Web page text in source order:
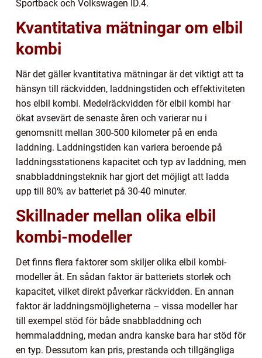
Sportback och Volkswagen ID.4.
Kvantitativa mätningar om elbil
kombi
När det gäller kvantitativa mätningar är det viktigt att ta
hänsyn till räckvidden, laddningstiden och effektiviteten
hos elbil kombi. Medelräckvidden för elbil kombi har
ökat avsevärt de senaste åren och varierar nu i
genomsnitt mellan 300-500 kilometer på en enda
laddning. Laddningstiden kan variera beroende på
laddningsstationens kapacitet och typ av laddning, men
snabbladdningsteknik har gjort det möjligt att ladda
upp till 80% av batteriet på 30-40 minuter.
Skillnader mellan olika elbil
kombi-modeller
Det finns flera faktorer som skiljer olika elbil kombi-
modeller åt. En sådan faktor är batteriets storlek och
kapacitet, vilket direkt påverkar räckvidden. En annan
faktor är laddningsmöjligheterna – vissa modeller har
till exempel stöd för både snabbladdning och
hemmaladdning, medan andra kanske bara har stöd för
en typ. Dessutom kan pris, prestanda och tillgängliga